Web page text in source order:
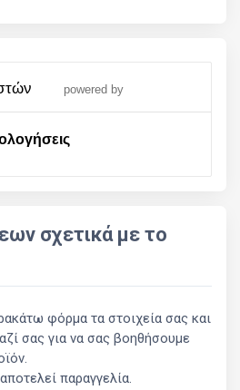
powered by
σχετικά με το
φόρμα τα στοιχεία σας και
σας για να σας βοηθήσουμε
παραγγελία.